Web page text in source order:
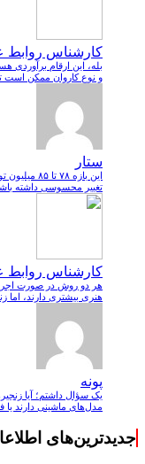
کارشناس روابط
بله، این ارقام برآوردی
و نوع کاروان ممکن است
ستار
این بازه
تغییر محسوسی داشته
کارشناس روابط
هر دو روش در صورت
هنری بیشتری دارند، اما
پونه
یک سؤال داشتم؛ آیا
مدل‌های ماشینی دارند
جدیدترین‌های